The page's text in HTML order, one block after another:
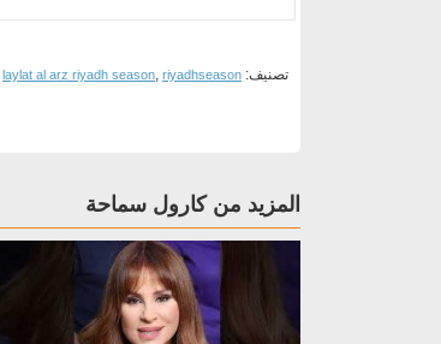
تصنيف: laylat al arz riyadh season, riyadhseason
المزيد من كارول سماحة